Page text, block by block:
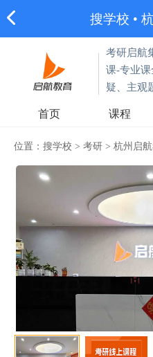
搜学校 •
考研启航
课-专业
疑、主观
首页 课程
位置： 搜学校 > 考研 > 杭州启